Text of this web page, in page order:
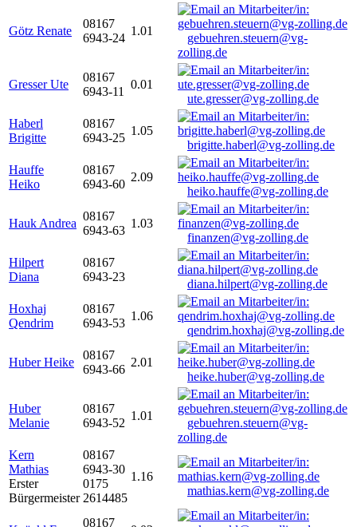
Götz Renate
08167
6943-24
1.01
gebuehren.steuern@vg-
zolling.de
Gresser Ute
08167
6943-11
0.01
ute.gresser@vg-zolling.de
Haberl
Brigitte
08167
6943-25
1.05
brigitte.haberl@vg-zolling.de
Hauffe
Heiko
08167
6943-60
2.09
heiko.hauffe@vg-zolling.de
Hauk Andrea
08167
6943-63
1.03
finanzen@vg-zolling.de
Hilpert
Diana
08167
6943-23
diana.hilpert@vg-zolling.de
Hoxhaj
Qendrim
08167
6943-53
1.06
qendrim.hoxhaj@vg-zolling.de
Huber Heike
08167
6943-66
2.01
heike.huber@vg-zolling.de
Huber
Melanie
08167
6943-52
1.01
gebuehren.steuern@vg-
zolling.de
Kern
Mathias
Erster
Bürgermeister
08167
6943-30
0175
2614485
1.16
mathias.kern@vg-zolling.de
08167